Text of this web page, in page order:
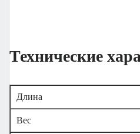
Технические
Длина
Вес